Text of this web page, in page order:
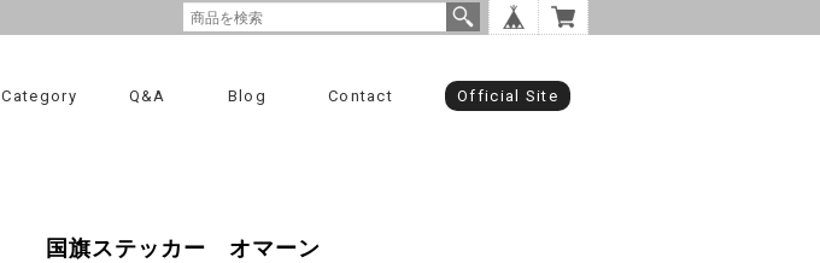
Category Q&A Blog Contact Official Site
国旗ステッカー オマーン